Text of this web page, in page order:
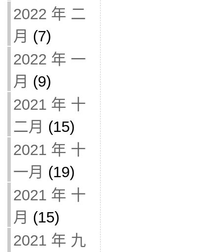
2022 年 二
月 (7)
2022 年 一
月 (9)
2021 年 十
二月 (15)
2021 年 十
一月 (19)
2021 年 十
月 (15)
2021 年 九